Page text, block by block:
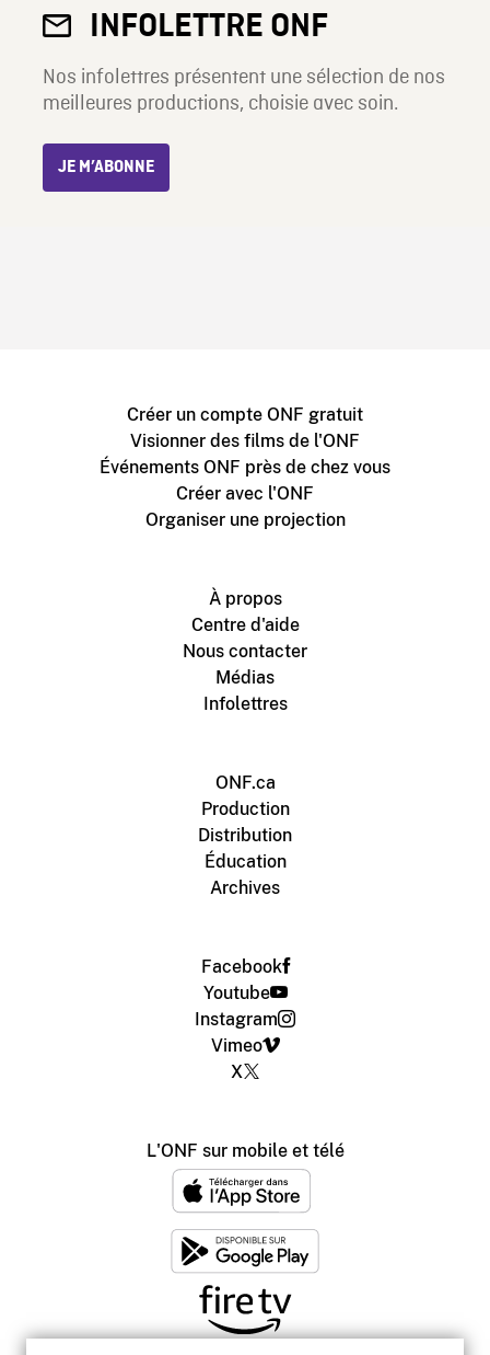
INFOLETTRE ONF
Nos infolettres présentent une sélection de nos
meilleures productions, choisie avec soin.
JE M’ABONNE
Créer un compte ONF gratuit
Visionner des films de l'ONF
Événements ONF près de chez vous
Créer avec l'ONF
Organiser une projection
À propos
Centre d'aide
Nous contacter
Médias
Infolettres
ONF.ca
Production
Distribution
Éducation
Archives
Facebook
Youtube
Instagram
Vimeo
X
L'ONF sur mobile et télé